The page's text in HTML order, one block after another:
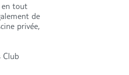
en tout
de
privée,
Club